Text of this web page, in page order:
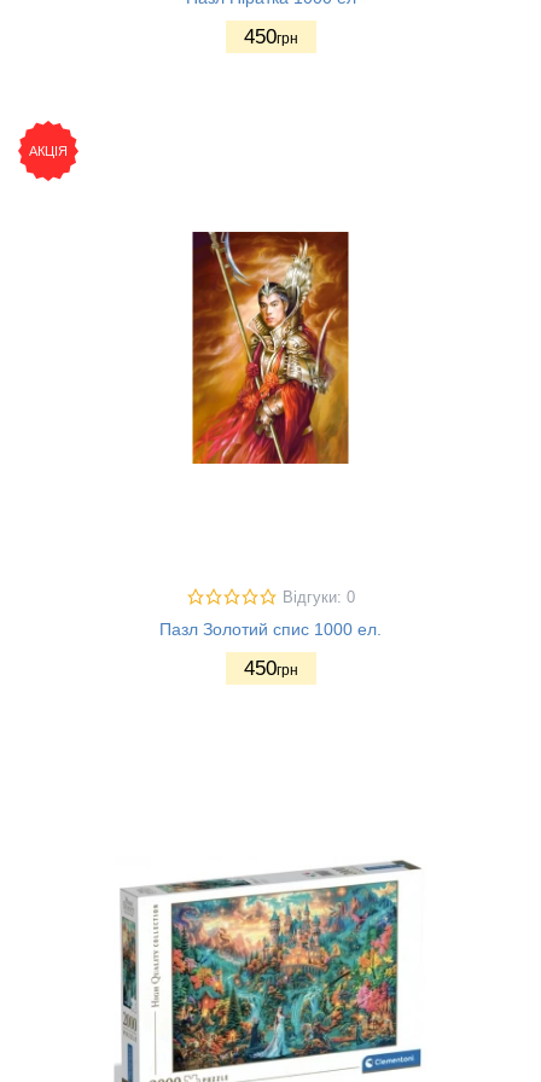
450грн
АКЦІЯ
Відгуки: 0
Пазл Золотий спис 1000 ел.
450грн